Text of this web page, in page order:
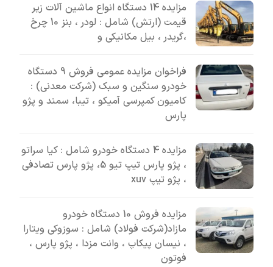
مزایده 14 دستگاه انواع ماشین آلات زیر
قیمت (ارتش) شامل : لودر ، بنز 10 چرخ
،گریدر ، بیل مکانیکی و
فراخوان مزایده عمومی فروش 9 دستگاه
خودرو سنگین و سبک (شرکت معدنی) :
کامیون کمپرسی آمیکو ، تیبا، سمند و پژو
پارس
مزایده 4 دستگاه خودرو شامل : کیا سراتو
، پژو پارس تیپ تیو 5، پژو پارس تصادفی
، پژو تیپ xuv
مزایده فروش 10 دستگاه خودرو
مازاد(شرکت فولاد) شامل : سوزوکی ویتارا
، نیسان پیکاپ ، وانت مزدا ، پژو پارس ،
فوتون